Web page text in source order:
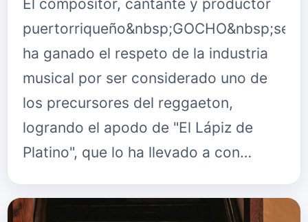
El compositor, cantante y productor
puertorriqueño&nbsp;GOCHO&nbsp;se
ha ganado el respeto de la industria
musical por ser considerado uno de
los precursores del reggaeton,
logrando el apodo de "El Lápiz de
Platino", que lo ha llevado a con…